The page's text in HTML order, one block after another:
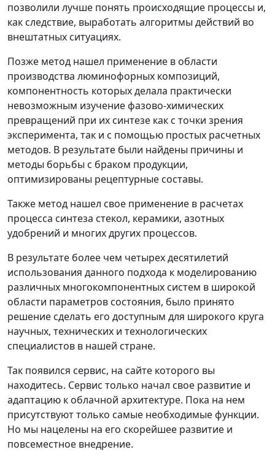
позволили лучше понять происходящие процессы и,
как следствие, выработать алгоритмы действий во
внештатных ситуациях.
Позже метод нашел применение в области
производства люминофорных композиций,
компонентность которых делала практически
невозможным изучение фазово-химических
превращений при их синтезе как с точки зрения
эксперимента, так и с помощью простых расчетных
методов. В результате были найдены причины и
методы борьбы с браком продукции,
оптимизированы рецептурные составы.
Также метод нашел свое применение в расчетах
процесса синтеза стекол, керамики, азотных
удобрений и многих других процессов.
В результате более чем четырех десятилетий
использования данного подхода к моделированию
различных многокомпонентных систем в широкой
области параметров состояния, было принято
решение сделать его доступным для широкого круга
научных, технических и технологических
специалистов в нашей стране.
Так появился сервис, на сайте которого вы
находитесь. Сервис только начал свое развитие и
адаптацию к облачной архитектуре. Пока на нем
присутствуют только самые необходимые функции.
Но мы нацелены на его скорейшее развитие и
повсеместное внедрение.